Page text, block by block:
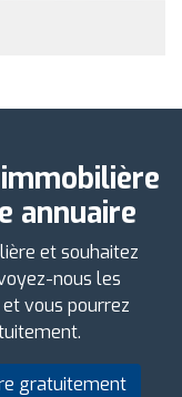
annuaire
et souhaitez
nous les
vous pourrez
gratuitement